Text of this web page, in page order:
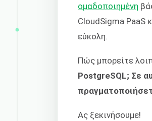
ομαδοποιημένη
CloudSigma PaaS
εύκολη.
Πώς μπορείτε
PostgreSQL; Σε
Ας ξεκινήσουμε!